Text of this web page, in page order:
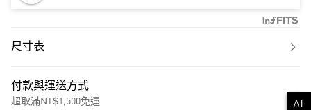
尺寸表
付款與運送方式
超取滿NT$1,500免運
AI